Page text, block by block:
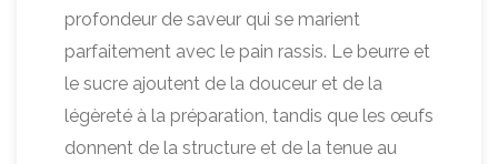
profondeur de saveur qui se marient
parfaitement avec le pain rassis. Le beurre et
le sucre ajoutent de la douceur et de la
légèreté à la préparation, tandis que les œufs
donnent de la structure et de la tenue au